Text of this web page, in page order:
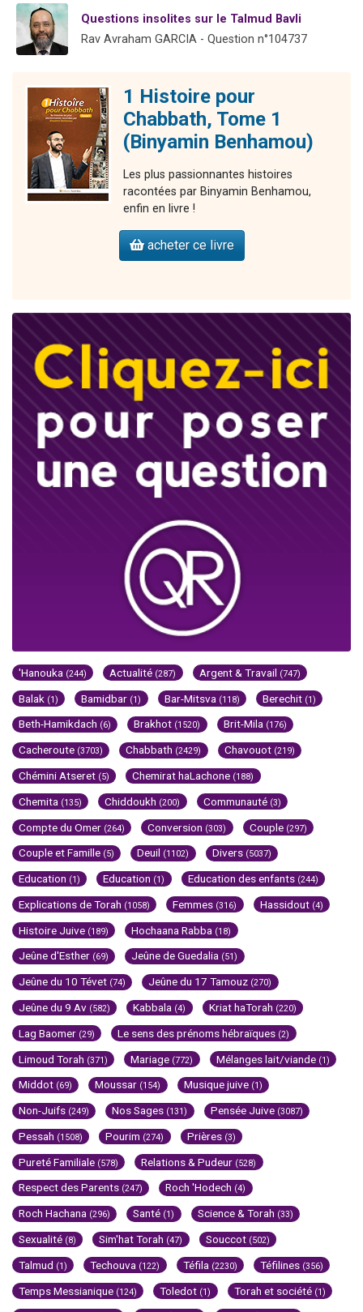
12 nouvelles musiques dans Torah-Box Music
Questions insolites sur le Talmud Bavli
Rav Avraham GARCIA - Question n°104737
1 Histoire pour
Chabbath, Tome 1
(Binyamin Benhamou)
Les plus passionnantes histoires
racontées par Binyamin Benhamou,
enfin en livre !
acheter ce livre
'Hanouka (244) Actualité (287) Argent & Travail (747)
Balak (1) Bamidbar (1) Bar-Mitsva (118) Berechit (1)
Beth-Hamikdach (6) Brakhot (1520) Brit-Mila (176)
Cacheroute (3703) Chabbath (2429) Chavouot (219)
Chémini Atseret (5) Chemirat haLachone (188)
Chemita (135) Chiddoukh (200) Communauté (3)
Compte du Omer (264) Conversion (303) Couple (297)
Couple et Famille (5) Deuil (1102) Divers (5037)
Education (1) Education (1) Education des enfants (244)
Explications de Torah (1058) Femmes (316) Hassidout (4)
Histoire Juive (189) Hochaana Rabba (18)
Jeûne d'Esther (69) Jeûne de Guedalia (51)
Jeûne du 10 Tévet (74) Jeûne du 17 Tamouz (270)
Jeûne du 9 Av (582) Kabbala (4) Kriat haTorah (220)
Lag Baomer (29) Le sens des prénoms hébraïques (2)
Limoud Torah (371) Mariage (772) Mélanges lait/viande (1)
Middot (69) Moussar (154) Musique juive (1)
Non-Juifs (249) Nos Sages (131) Pensée Juive (3087)
Pessah (1508) Pourim (274) Prières (3)
Pureté Familiale (578) Relations & Pudeur (528)
Respect des Parents (247) Roch 'Hodech (4)
Roch Hachana (296) Santé (1) Science & Torah (33)
Sexualité (8) Sim'hat Torah (47) Souccot (502)
Talmud (1) Techouva (122) Téfila (2230) Téfilines (356)
Temps Messianique (124) Toledot (1) Torah et société (1)